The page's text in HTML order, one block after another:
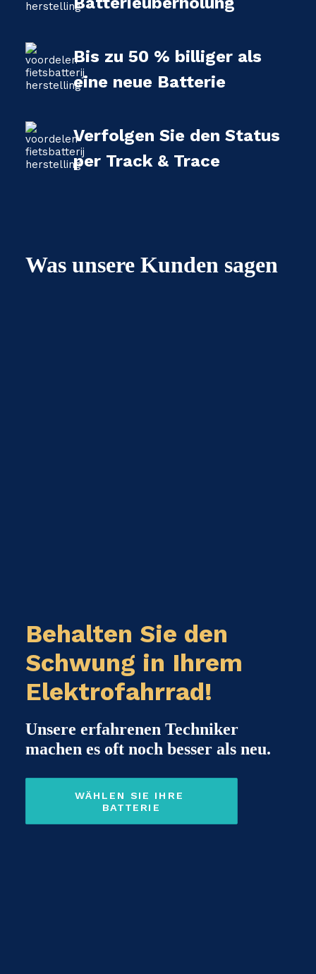
Bis zu 50 % billiger als
eine neue Batterie
Verfolgen Sie den Status
per Track & Trace
Was unsere Kunden sagen
Behalten Sie den
Schwung in Ihrem
Elektrofahrrad!
Unsere erfahrenen Techniker
machen es oft noch besser als neu.
WÄHLEN SIE IHRE
BATTERIE